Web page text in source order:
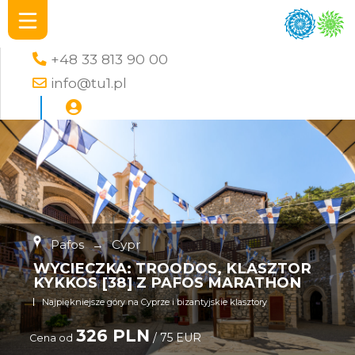
+48 33 813 90 00
info@tu1.pl
Pafos → Cypr
WYCIECZKA: TROODOS, KLASZTOR
KYKKOS [38] Z PAFOS MARATHON
Najpiękniejsze góry na Cyprze i bizantyjskie klasztory
Cena od 326 PLN / 75 EUR